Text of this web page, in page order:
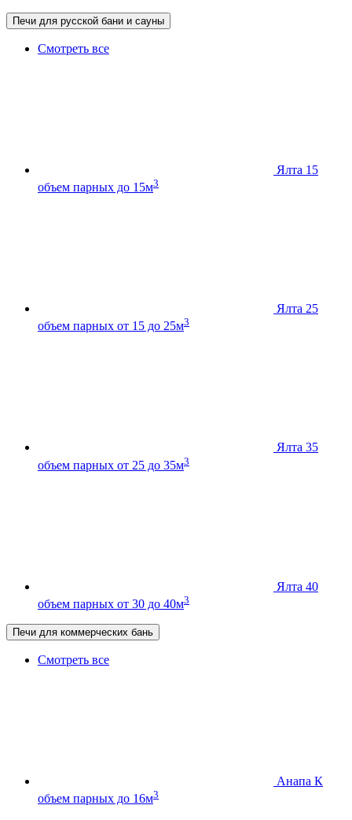
Печи для русской бани и сауны
Смотреть все
Ялта 15
объем парных до 15м3
Ялта 25
объем парных от 15 до 25м3
Ялта 35
объем парных от 25 до 35м3
Ялта 40
объем парных от 30 до 40м3
Печи для коммерческих бань
Смотреть все
Анапа К
объем парных до 16м3